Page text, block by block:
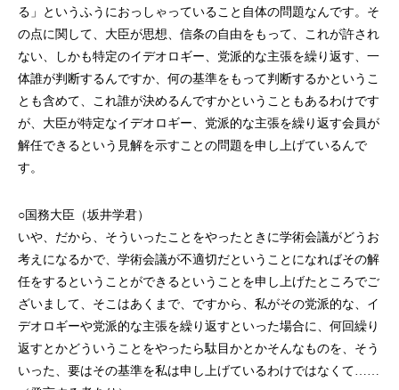
る」というふうにおっしゃっていること自体の問題なんです。そ
の点に関して、大臣が思想、信条の自由をもって、これが許され
ない、しかも特定のイデオロギー、党派的な主張を繰り返す、一
体誰が判断するんですか、何の基準をもって判断するかというこ
とも含めて、これ誰が決めるんですかということもあるわけです
が、大臣が特定なイデオロギー、党派的な主張を繰り返す会員が
解任できるという見解を示すことの問題を申し上げているんで
す。
○国務大臣（坂井学君）
いや、だから、そういったことをやったときに学術会議がどうお
考えになるかで、学術会議が不適切だということになればその解
任をするということができるということを申し上げたところでご
ざいまして、そこはあくまで、ですから、私がその党派的な、イ
デオロギーや党派的な主張を繰り返すといった場合に、何回繰り
返すとかどういうことをやったら駄目かとかそんなものを、そう
いった、要はその基準を私は申し上げているわけではなくて……